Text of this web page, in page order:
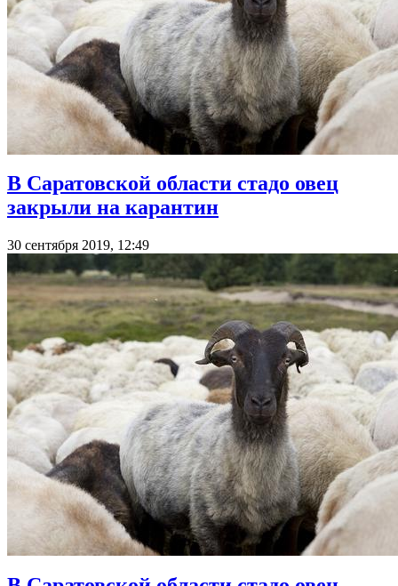
В Саратовской области стадо овец
закрыли на карантин
30 сентября 2019, 12:49